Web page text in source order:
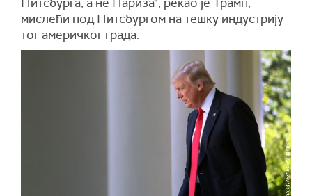
мислећи под Питсбургом на тешку индустрију
тог америчког града.